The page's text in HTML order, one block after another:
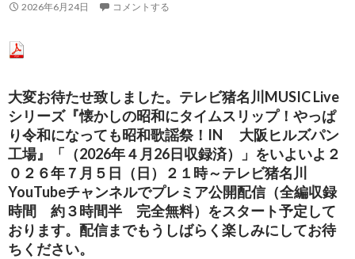
2026年6月24日 コメントする
大変お待たせ致しました。 テレビ猪名川MUSIC Live
シリーズ『懐かしの昭和にタイムスリップ！やっぱ
り令和になっても昭和歌謡祭！IN 大阪ヒルズパン
工場』
「（2026年４月26日収録済）」をいよいよ ２
０２６年７月５日（日）２１時～テレビ猪名川
YouTubeチャンネルでプレミア公開配信（全編収録
時間 約３時間半 完全無料）をスタート予定して
おります。配信までもうしばらく楽しみにしてお待
ちください。